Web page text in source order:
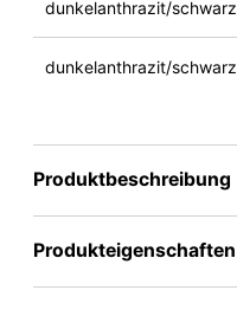
dunkelanthrazit/schwarz
dunkelanthrazit/schwarz
Produktbeschreibung
Produkteigenschaften